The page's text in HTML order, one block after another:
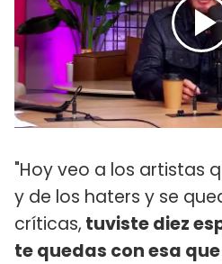
"Hoy veo a los artistas
y de los haters y se
críticas, tuviste diez
te quedas con esa